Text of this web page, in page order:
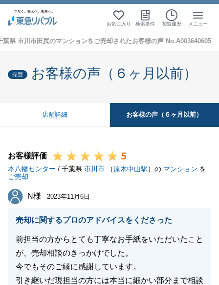
お気に入り 検索条件 閲覧履歴 メニュー
葉県 市川市田尻のマンションをご売却されたお客様の声 No.A003640605
売買 お客様の声（６ヶ月以前）
店舗詳細 お客様の声（６ヶ月以前）
お客様評価 5
本八幡センター / 千葉県 市川市 （ 原木中山駅）の マンション を
ご売却
N様
N様 2023年11月6日
売却に関するプロのアドバイスをくださった
前担当の方からとても丁寧なお手紙をいただいたこと
が、売却相談のきっかけでした。
今でもそのご縁に感謝しています。
引き継いだ現担当の方には本当に細かい部分まで相談